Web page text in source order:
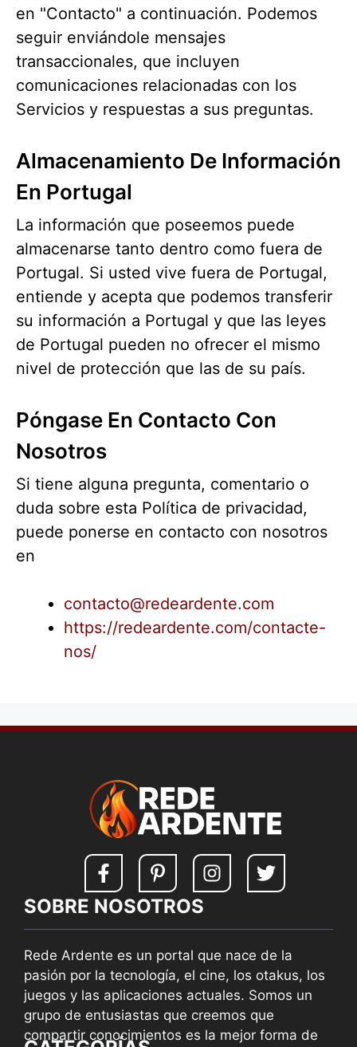
en "Contacto" a continuación. Podemos
seguir enviándole mensajes
transaccionales, que incluyen
comunicaciones relacionadas con los
Servicios y respuestas a sus preguntas.
Almacenamiento De Información
En Portugal
La información que poseemos puede
almacenarse tanto dentro como fuera de
Portugal. Si usted vive fuera de Portugal,
entiende y acepta que podemos transferir
su información a Portugal y que las leyes
de Portugal pueden no ofrecer el mismo
nivel de protección que las de su país.
Póngase En Contacto Con
Nosotros
Si tiene alguna pregunta, comentario o
duda sobre esta Política de privacidad,
puede ponerse en contacto con nosotros
en
contacto@redeardente.com
https://redeardente.com/contacte-
nos/
SOBRE NOSOTROS
Rede Ardente es un portal que nace de la
pasión por la tecnología, el cine, los otakus, los
juegos y las aplicaciones actuales. Somos un
grupo de entusiastas que creemos que
compartir conocimientos es la mejor forma de